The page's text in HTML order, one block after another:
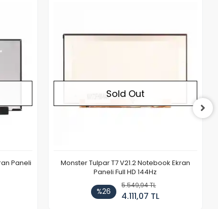
Paneli
Sold Out
Monster Tulpar T7 V21.2 Notebook Ekran
Paneli Full HD 144Hz
%26
5.549,94 TL
4.111,07 TL